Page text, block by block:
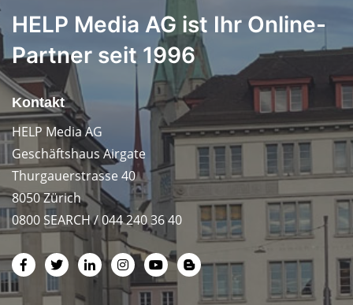
HELP Media AG ist Ihr Online-
Partner seit 1996
Kontakt
HELP Media AG
Geschäftshaus Airgate
Thurgauerstrasse 40
8050 Zürich
0800 SEARCH / 044 240 36 40